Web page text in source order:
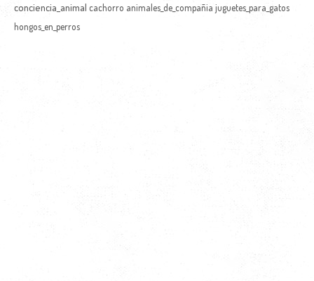
conciencia_animal cachorro animales_de_compañia juguetes_para_gatos
hongos_en_perros